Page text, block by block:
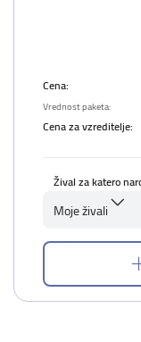
Cena:
Vrednost paketa:
Cena za vzreditelje:
Žival za katero
Moje živali